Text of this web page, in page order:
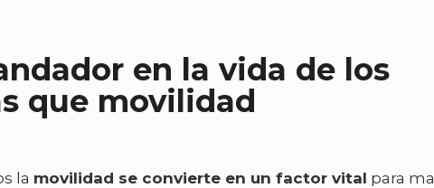
en la vida de los
que movilidad
la movilidad se convierte en un factor vital para